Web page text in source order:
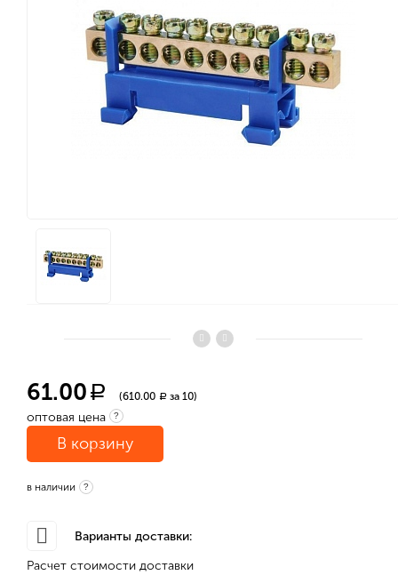
61.00 a (610.00 a за 10)
оптовая цена ?
В корзину
в наличии ?
Варианты доставки:
Расчет стоимости доставки